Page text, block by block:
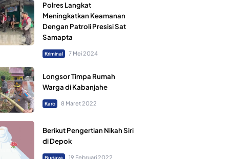
Polres Langkat
Meningkatkan Keamanan
Dengan Patroli Presisi Sat
Samapta
Kriminal 7 Mei 2024
Longsor Timpa Rumah
Warga di Kabanjahe
Karo 8 Maret 2022
Berikut Pengertian Nikah Siri
di Depok
Budaya 19 Februari 2022